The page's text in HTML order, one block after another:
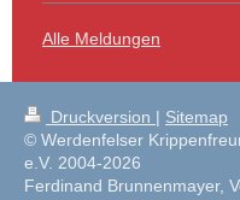
Alle Meldungen
Druckversion | Sitemap
© Werdenfelser
e.V. 2004-2026
Ferdinand Brunnenmayer,